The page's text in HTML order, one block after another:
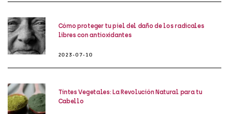
Cómo proteger tu piel del daño de los radicales
libres con antioxidantes
2023-07-10
Tintes Vegetales: La Revolución Natural para tu
Cabello